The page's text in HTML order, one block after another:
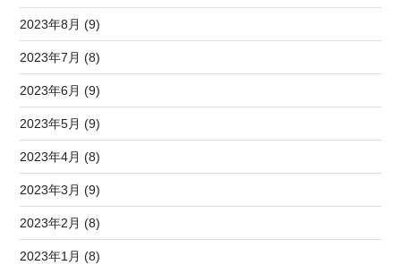
2023年8月 (9)
2023年7月 (8)
2023年6月 (9)
2023年5月 (9)
2023年4月 (8)
2023年3月 (9)
2023年2月 (8)
2023年1月 (8)